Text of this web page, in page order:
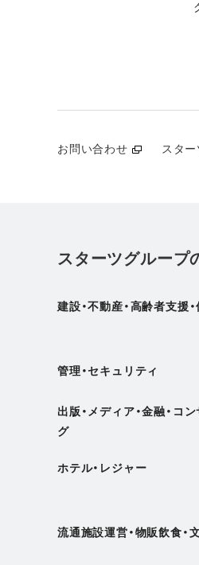
お問い合わせ スタ
スターツグループ
建設・不動産・高齢者支援
管理・セキュリティ
出版・メディア・金融・コ
グ
ホテル・レジャー
流通施設運営・物販飲食・